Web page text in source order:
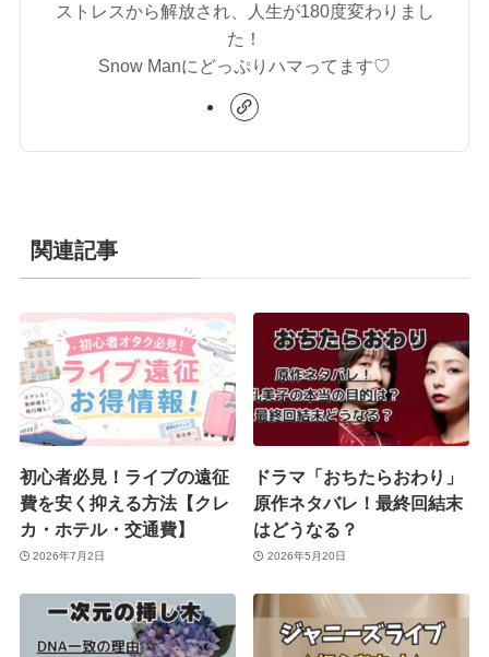
ストレスから解放され、人生が180度変わりまし
た！
Snow Manにどっぷりハマってます♡
関連記事
初心者必見！ライブの遠征
費を安く抑える方法【クレ
カ・ホテル・交通費】
2026年7月2日
ドラマ「おちたらおわり」
原作ネタバレ！最終回結末
はどうなる？
2026年5月20日